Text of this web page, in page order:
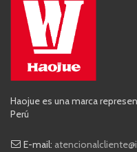
Haojue es una marca
Perú
E-mail: